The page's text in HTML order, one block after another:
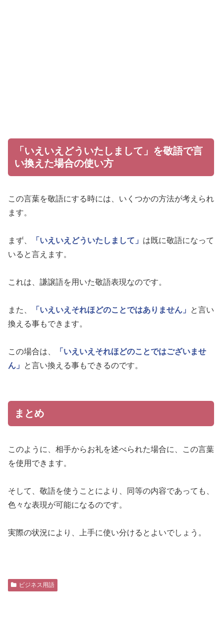
「いえいえどういたしまして」を敬語で言
い換えた場合の使い方
この言葉を敬語にする時には、いくつかの方法が考えられ
ます。
まず、 「いえいえどういたしまして」 は既に敬語になって
いると言えます。
これは、謙譲語を用いた敬語表現なのです。
また、 「いえいえそれほどのことではありません」
と言い
換える事もできます。
この場合は、
「いえいえそれほどのことではございませ
ん」
と言い換える事もできるのです。
まとめ
このように、相手からお礼を述べられた場合に、この言葉
を使用できます。
そして、敬語を使うことにより、同等の内容であっても、
色々な表現が可能になるのです。
実際の状況により、上手に使い分けるとよいでしょう。
ビジネス用語